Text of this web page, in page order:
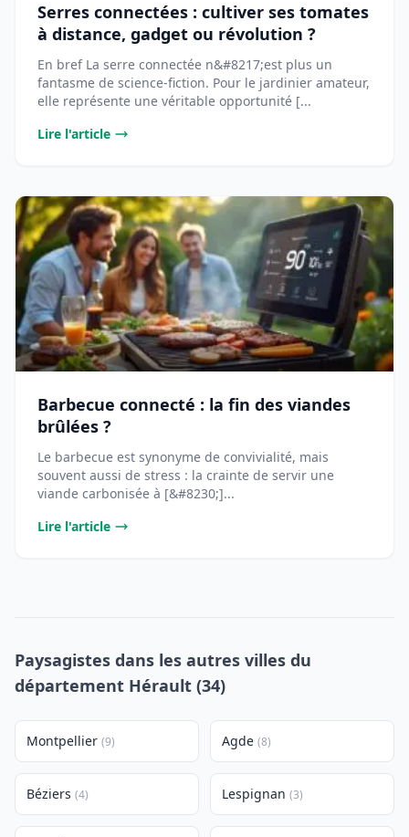
Serres connectées : cultiver ses tomates
à distance, gadget ou révolution ?
En bref La serre connectée n&#8217;est plus un
fantasme de science-fiction. Pour le jardinier amateur,
elle représente une véritable opportunité [...
Lire l'article
Barbecue connecté : la fin des viandes
brûlées ?
Le barbecue est synonyme de convivialité, mais
souvent aussi de stress : la crainte de servir une
viande carbonisée à [&#8230;]...
Lire l'article
Paysagistes dans les autres villes du
département Hérault (34)
Montpellier (9) Agde (8)
Béziers (4) Lespignan (3)